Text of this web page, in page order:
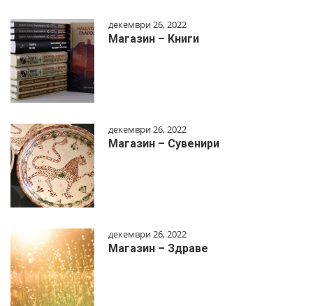
декември 26, 2022
Магазин – Книги
декември 26, 2022
Магазин – Сувенири
декември 26, 2022
Магазин – Здраве